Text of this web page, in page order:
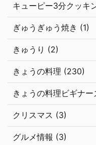
キューピー3分クッキ
ぎゅうぎゅう焼き (1)
きゅうり (2)
きょうの料理 (230)
きょうの料理ビギナー
クリスマス (3)
グルメ情報 (3)